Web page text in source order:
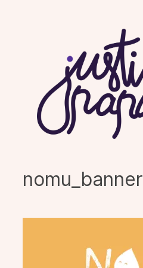
nomu_banner